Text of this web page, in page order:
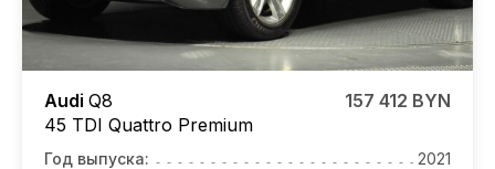
Audi Q8
45 TDI Quattro Premium
157 412 BYN
Год выпуска:
2021